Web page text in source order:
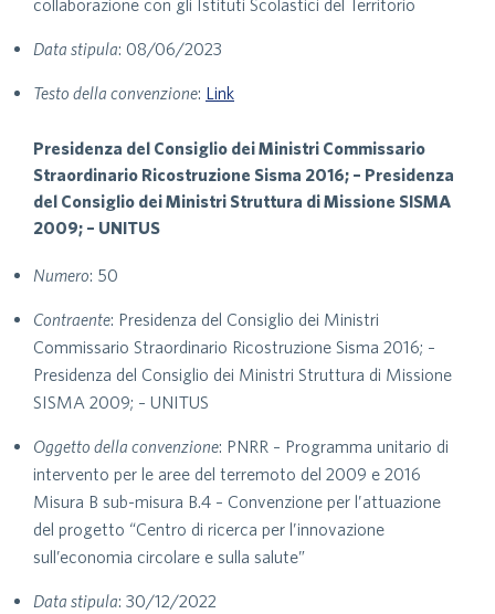
collaborazione con gli Istituti Scolastici del Territorio
Data stipula: 08/06/2023
Testo della convenzione: Link
Presidenza del Consiglio dei Ministri Commissario
Straordinario Ricostruzione Sisma 2016; – Presidenza
del Consiglio dei Ministri Struttura di Missione SISMA
2009; – UNITUS
Numero: 50
Contraente: Presidenza del Consiglio dei Ministri
Commissario Straordinario Ricostruzione Sisma 2016; –
Presidenza del Consiglio dei Ministri Struttura di Missione
SISMA 2009; – UNITUS
Oggetto della convenzione: PNRR – Programma unitario di
intervento per le aree del terremoto del 2009 e 2016
Misura B sub-misura B.4 – Convenzione per l’attuazione
del progetto “Centro di ricerca per l’innovazione
sull’economia circolare e sulla salute”
Data stipula: 30/12/2022